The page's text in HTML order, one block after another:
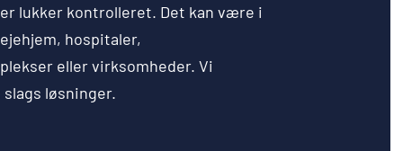
lukker kontrolleret. Det kan være i
hospitaler,
eller virksomheder. Vi
løsninger.